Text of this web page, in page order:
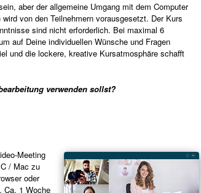
aber der allgemeine Umgang mit dem Computer
von den Teilnehmern vorausgesetzt. Der Kurs
sind nicht erforderlich. Bei maximal 6
auf Deine individuellen Wünsche und Fragen
und die lockere, kreative Kursatmosphäre schafft
verwenden sollst?
Meeting
/ Mac zu
oder
Ca. 1 Woche